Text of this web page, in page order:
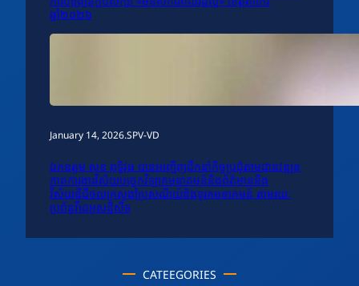
ឆ្នាំ២០២៦
January 14, 2026.SPV-VD
ឯកឧត្តម សុខ ពុទ្ធិវុធ បានអញ្ជើញដឹកនាំកិច្ចប្រជុំតាមដានវឌ្ឍន
ភាពការងារវិស័យបច្ចេកវិទ្យាគមនាគមន៍និងព័ត៌មាននិង
វិស័យឌីជីថលក្រសួងប្រៃសណីយ៍និងទូរគមនាគមន៍ តាមរយៈ
ប្រព័ន្ធវីដេអូសន្និសីទ
CATEEGORIES